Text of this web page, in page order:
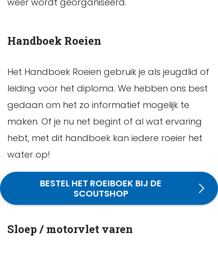
Handboek Roeien
Het Handboek Roeien gebruik je als jeugdlid of
leiding voor het diploma. We hebben ons best
gedaan om het zo informatief mogelijk te
maken. Of je nu net begint of al wat ervaring
hebt, met dit handboek kan iedere roeier het
water op!
BESTEL HET ROEIBOEK BIJ DE
SCOUTSHOP
Sloep / motorvlet varen